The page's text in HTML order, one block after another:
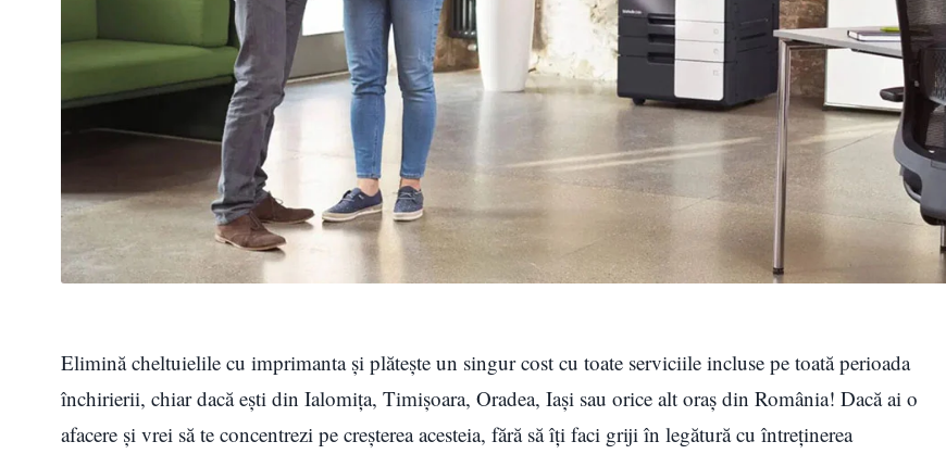
Elimină cheltuielile cu imprimanta și plătește un singur cost cu toate serviciile incluse pe toată perioada
închirierii, chiar dacă ești din Ialomița, Timișoara, Oradea, Iași sau orice alt oraș din România! Dacă ai o
afacere și vrei să te concentrezi pe creșterea acesteia, fără să îți faci griji în legătură cu întreținerea